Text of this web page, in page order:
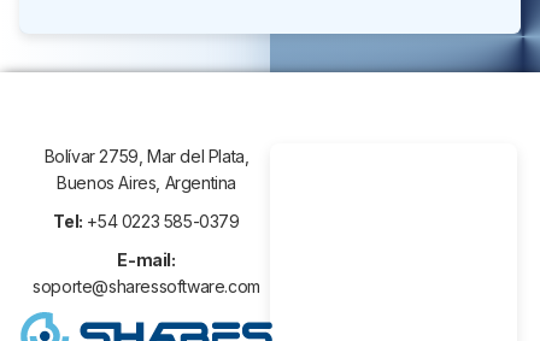
Bolívar 2759, Mar del Plata,
Buenos Aires, Argentina
Tel: +54 0223 585-0379
E-mail:
soporte@sharessoftware.com